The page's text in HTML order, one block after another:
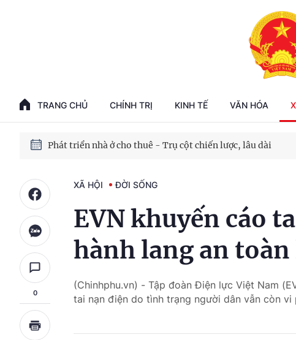
TRANG CHỦ CHÍNH TRỊ KINH TẾ VĂN HÓA
Phát triển kinh tế nhà nước trong kỷ nguyên mới
Chiến dịch 500 ngày đêm tìm kiếm, quy tập và xác định danh tính hài cốt liệt sĩ
Bảo vệ nền tảng tư tưởng của Đảng trong kỷ nguyên phát triển mới
Phát triển nhà ở cho thuê - Trụ cột chiến lược, lâu dài
0
XÃ HỘI ĐỜI SỐNG
EVN khuyến cáo
hành lang an
(Chinhphu.vn) - Tập đoàn Điện lực Việt Nam
tai nạn điện do tình trạng người dân vẫn còn